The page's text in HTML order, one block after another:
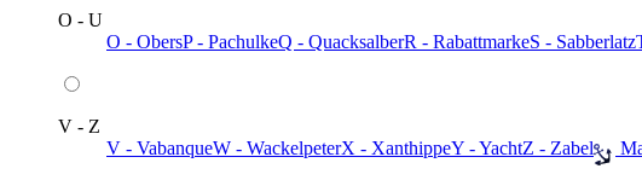
O - U
O - ObersP - PachulkeQ - QuacksalberR - RabattmarkeS - Sabberlatz
V - Z
V - VabanqueW - WackelpeterX - XanthippeY - YachtZ - Zabel